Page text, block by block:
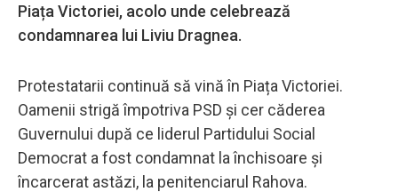
Piața Victoriei, acolo unde celebrează
condamnarea lui Liviu Dragnea.
Protestatarii continuă să vină în Piața Victoriei.
Oamenii strigă împotriva PSD și cer căderea
Guvernului după ce liderul Partidului Social
Democrat a fost condamnat la închisoare și
încarcerat astăzi, la penitenciarul Rahova.